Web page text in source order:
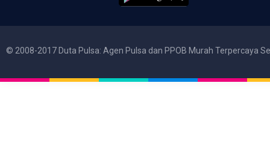
© 2008-2017 Duta Pulsa: Agen Pulsa dan PPOB Murah Terpercaya